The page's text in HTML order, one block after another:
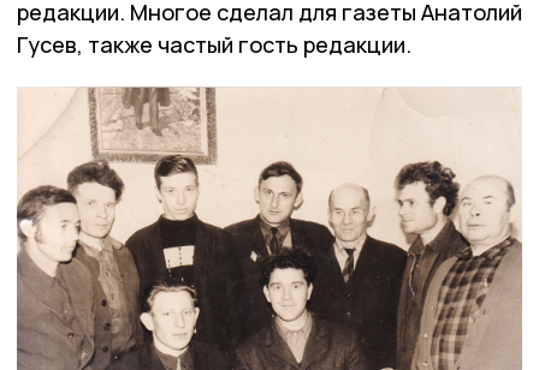
редакции. Многое сделал для газеты Анатолий
Гусев, также частый гость редакции.